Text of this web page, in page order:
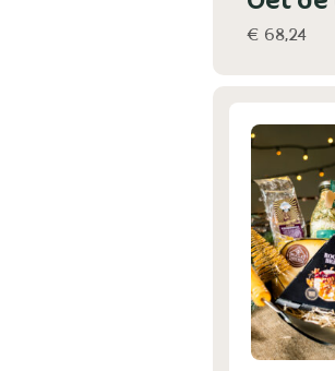
€ 68,24